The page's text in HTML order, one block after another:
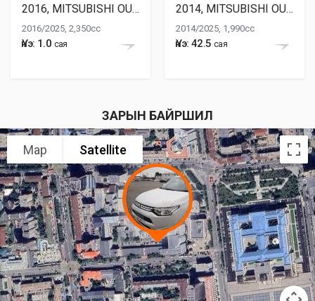
2016, MITSUBISHI OUTLANDER
2016/2025, 2,350cc
Үнэ: 1.0 сая
2014, MITSUBISHI OUTLANDER
2014/2025, 1,990cc
Үнэ: 42.5 сая
ЗАРЫН БАЙРШИЛ
Map Satellite